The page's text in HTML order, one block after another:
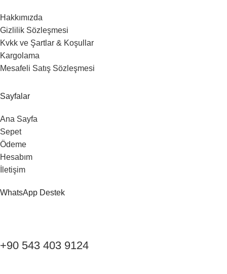
Hakkımızda
Gizlilik Sözleşmesi
Kvkk ve Şartlar & Koşullar
Kargolama
Mesafeli Satış Sözleşmesi
Sayfalar
Ana Sayfa
Sepet
Ödeme
Hesabım
İletişim
WhatsApp Destek
+90 543 403 9124